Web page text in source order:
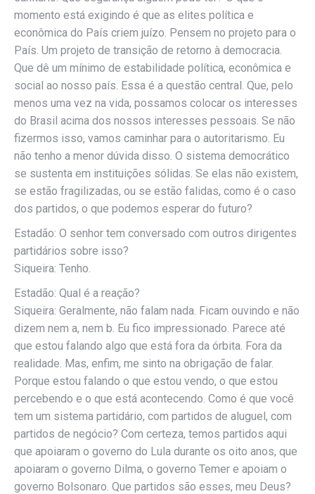
momento está exigindo é que as elites política e
econômica do País criem juízo. Pensem no projeto para o
País. Um projeto de transição de retorno à democracia.
Que dê um mínimo de estabilidade política, econômica e
social ao nosso país. Essa é a questão central. Que, pelo
menos uma vez na vida, possamos colocar os interesses
do Brasil acima dos nossos interesses pessoais. Se não
fizermos isso, vamos caminhar para o autoritarismo. Eu
não tenho a menor dúvida disso. O sistema democrático
se sustenta em instituições sólidas. Se elas não existem,
se estão fragilizadas, ou se estão falidas, como é o caso
dos partidos, o que podemos esperar do futuro?
Estadão: O senhor tem conversado com outros dirigentes
partidários sobre isso?
Siqueira: Tenho.
Estadão: Qual é a reação?
Siqueira: Geralmente, não falam nada. Ficam ouvindo e não
dizem nem a, nem b. Eu fico impressionado. Parece até
que estou falando algo que está fora da órbita. Fora da
realidade. Mas, enfim, me sinto na obrigação de falar.
Porque estou falando o que estou vendo, o que estou
percebendo e o que está acontecendo. Como é que você
tem um sistema partidário, com partidos de aluguel, com
partidos de negócio? Com certeza, temos partidos aqui
que apoiaram o governo do Lula durante os oito anos, que
apoiaram o governo Dilma, o governo Temer e apoiam o
governo Bolsonaro. Que partidos são esses, meu Deus?